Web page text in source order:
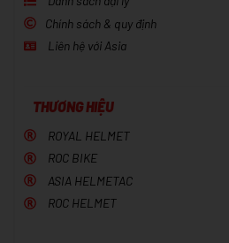
Chính sách & quy định
Liên hệ với Asia
THƯƠNG HIỆU
ROYAL HELMET
ROC BIKE
ASIA HELMETAC
ROC HELMET